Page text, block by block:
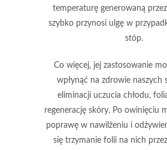
temperaturę generowaną
szybko przynosi ulgę w
stóp.
Co więcej, jej zastosowanie
wpłynąć na zdrowie naszych
eliminacji uczucia chłodu,
regenerację skóry. Po owinięciu
poprawę w nawilżeniu i
się trzymanie folii na nich przez